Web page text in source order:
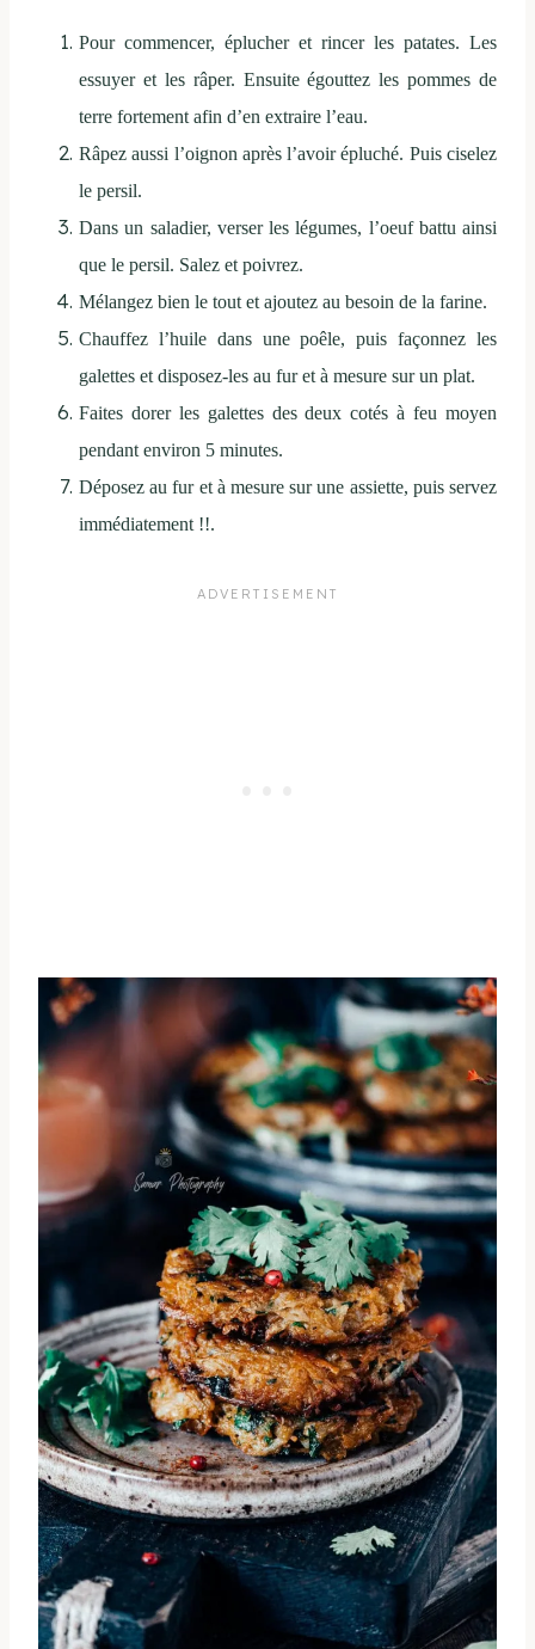
Pour commencer, éplucher et rincer les patates. Les
essuyer et les râper. Ensuite égouttez les pommes de
terre fortement afin d’en extraire l’eau.
Râpez aussi l’oignon après l’avoir épluché. Puis ciselez
le persil.
Dans un saladier, verser les légumes, l’oeuf battu ainsi
que le persil. Salez et poivrez.
Mélangez bien le tout et ajoutez au besoin de la farine.
Chauffez l’huile dans une poêle, puis façonnez les
galettes et disposez-les au fur et à mesure sur un plat.
Faites dorer les galettes des deux cotés à feu moyen
pendant environ 5 minutes.
Déposez au fur et à mesure sur une assiette, puis servez
immédiatement !!.